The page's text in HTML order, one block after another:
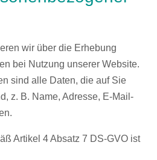
wir über die Erhebung
bei Nutzung unserer Website.
sind alle Daten, die auf Sie
z. B. Name, Adresse, E-Mail-
Artikel 4 Absatz 7 DS-GVO ist